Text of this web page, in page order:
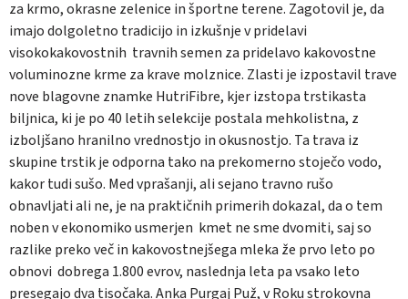
za krmo, okrasne zelenice in športne terene. Zagotovil je, da
imajo dolgoletno tradicijo in izkušnje v pridelavi
visokokakovostnih travnih semen za pridelavo kakovostne
voluminozne krme za krave molznice. Zlasti je izpostavil trave
nove blagovne znamke HutriFibre, kjer izstopa trstikasta
biljnica, ki je po 40 letih selekcije postala mehkolistna, z
izboljšano hranilno vrednostjo in okusnostjo. Ta trava iz
skupine trstik je odporna tako na prekomerno stoječo vodo,
kakor tudi sušo. Med vprašanji, ali sejano travno rušo
obnavljati ali ne, je na praktičnih primerih dokazal, da o tem
noben v ekonomiko usmerjen kmet ne sme dvomiti, saj so
razlike preko več in kakovostnejšega mleka že prvo leto po
obnovi dobrega 1.800 evrov, naslednja leta pa vsako leto
presegajo dva tisočaka. Anka Purgaj Puž, v Roku strokovna